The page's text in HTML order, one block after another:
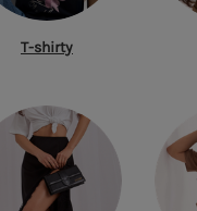
T-shirty